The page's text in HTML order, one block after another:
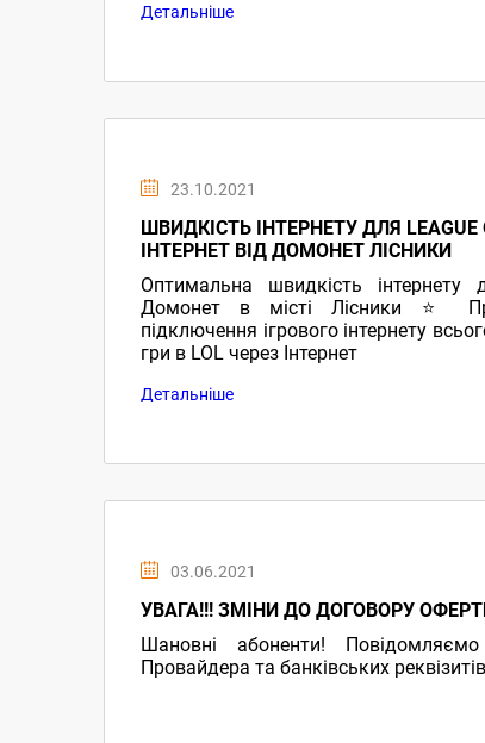
Детальніше
23.10.2021
ШВИДКІСТЬ ІНТЕРНЕТУ ДЛЯ LEAGUE
ІНТЕРНЕТ ВІД ДОМОНЕТ ЛІСНИКИ
Оптимальна швидкість
Домонет в місті Лісники ⭐
підключення ігрового інтернету
гри в LOL через Інтернет
Детальніше
03.06.2021
УВАГА!!! ЗМІНИ ДО ДОГОВОРУ
Шановні абоненти!
Провайдера та банківських